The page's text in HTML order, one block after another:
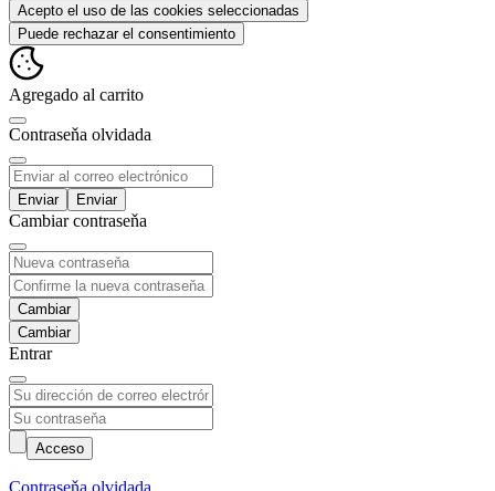
Acepto el uso de las cookies seleccionadas
Puede rechazar el consentimiento
Agregado al carrito
Contraseňa olvidada
Enviar
Cambiar contraseňa
Cambiar
Entrar
Acceso
Contraseňa olvidada